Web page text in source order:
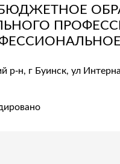
р-н, г Буинск, ул